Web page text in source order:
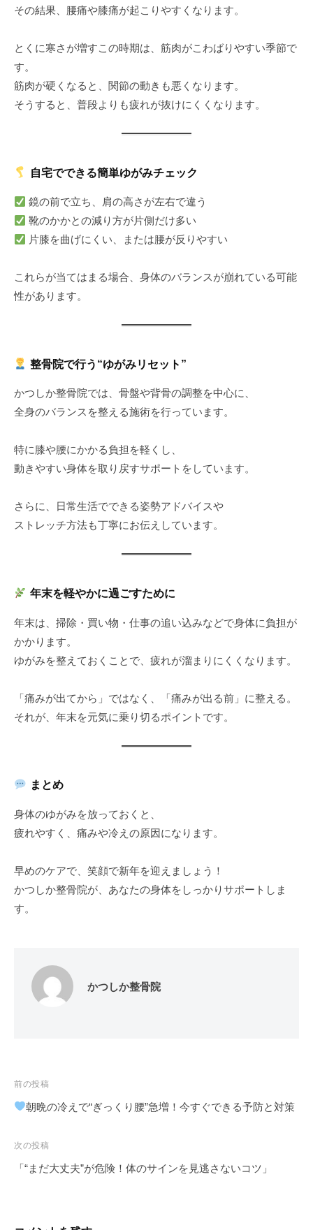
その結果、腰痛や膝痛が起こりやすくなります。
とくに寒さが増すこの時期は、筋肉がこわばりやすい季節で
す。
筋肉が硬くなると、関節の動きも悪くなります。
そうすると、普段よりも疲れが抜けにくくなります。
自宅でできる簡単ゆがみチェック
鏡の前で立ち、肩の高さが左右で違う
靴のかかとの減り方が片側だけ多い
片膝を曲げにくい、または腰が反りやすい
これらが当てはまる場合、身体のバランスが崩れている可能
性があります。
整骨院で行う“ゆがみリセット”
かつしか整骨院では、骨盤や背骨の調整を中心に、
全身のバランスを整える施術を行っています。
特に膝や腰にかかる負担を軽くし、
動きやすい身体を取り戻すサポートをしています。
さらに、日常生活でできる姿勢アドバイスや
ストレッチ方法も丁寧にお伝えしています。
年末を軽やかに過ごすために
年末は、掃除・買い物・仕事の追い込みなどで身体に負担が
かかります。
ゆがみを整えておくことで、疲れが溜まりにくくなります。
「痛みが出てから」ではなく、「痛みが出る前」に整える。
それが、年末を元気に乗り切るポイントです。
まとめ
身体のゆがみを放っておくと、
疲れやすく、痛みや冷えの原因になります。
早めのケアで、笑顔で新年を迎えましょう！
かつしか整骨院が、あなたの身体をしっかりサポートしま
す。
かつしか整骨院
投
稿
ビ
ゲ
前の投稿
朝晩の冷えで“ぎっくり腰”急増！今すぐできる予防と対策
次の投稿
「“まだ大丈夫”が危険！体のサインを見逃さないコツ」